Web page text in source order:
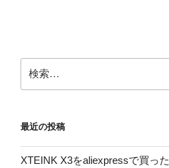
索:
最近の投稿
XTEINK X3をaliexpressで買った